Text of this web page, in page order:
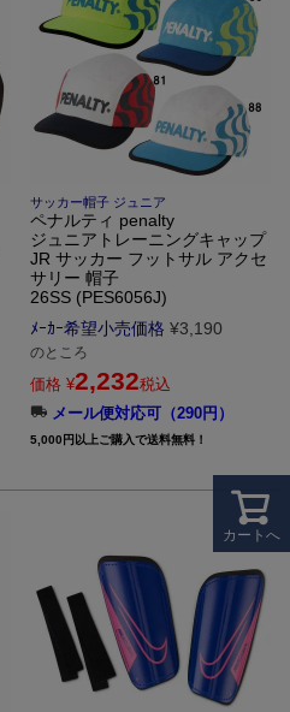
サッカー帽子 ジュニア
ペナルティ penalty
ジュニアトレーニングキャップ
JR サッカー フットサル アクセ
サリー 帽子
26SS (PES6056J)
ﾒｰｶｰ希望小売価格 ¥3,190
のところ
価格 ¥2,232税込
メール便対応可（290円）
5,000円以上ご購入で送料無料！
カートへ